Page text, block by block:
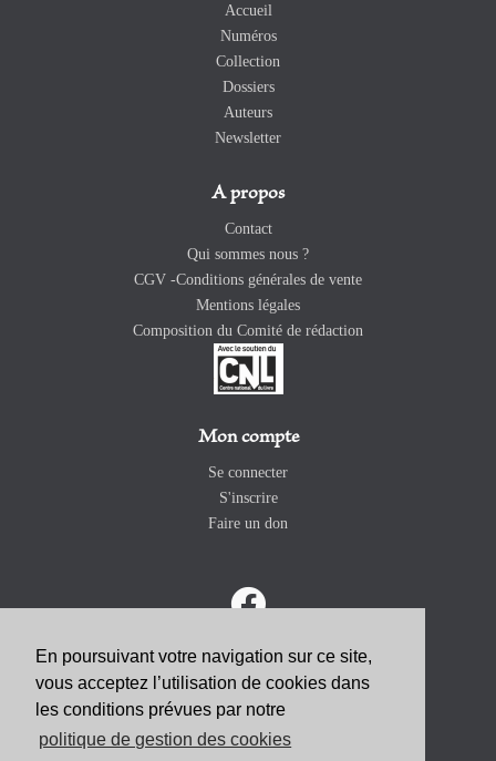
En poursuivant votre navigation sur ce site,
vous acceptez l’utilisation de cookies dans
les conditions prévues par notre
politique de gestion des cookies
Accueil
Numéros
Collection
Dossiers
Auteurs
Newsletter
A propos
Contact
Qui sommes nous ?
CGV -Conditions générales de vente
Mentions légales
Composition du Comité de rédaction
Mon compte
Se connecter
S'inscrire
Faire un don
ABONNEZ-VOUS